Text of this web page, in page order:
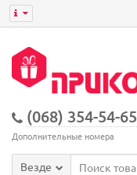
(068) 354-54-65
Дополнительные номера
Везде